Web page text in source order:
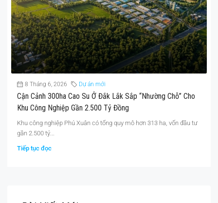
8 Tháng 6, 2026 Dự án mới
Cận Cảnh 300ha Cao Su Ở Đắk Lắk Sắp “nhường Chỗ” Cho
Khu Công Nghiệp Gần 2.500 Tỷ Đồng
Khu công nghiệp Phú Xuân có tổng quy mô hơn 313 ha, vốn đầu tư
gần 2.500 tỷ...
Tiếp tục đọc